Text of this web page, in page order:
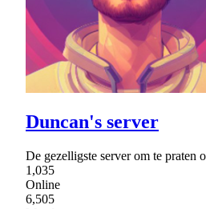
Duncan's server
De gezelligste server om te praten
1,035
Online
6,505